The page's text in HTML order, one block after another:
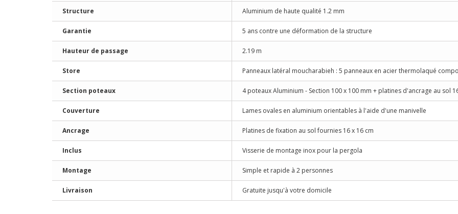
Structure Aluminium de haute qualité 1.2 mm
Garantie 5 ans contre une déformation de la structure
Hauteur de passage 2.19 m
Store Panneaux latéral moucharabieh : 5 panneaux en acier thermolaqué
Section poteaux 4 poteaux Aluminium - Section 100 x 100 mm + platines d'ancrage au sol
Couverture Lames ovales en aluminium orientables à l'aide d'une manivelle
Ancrage Platines de fixation au sol fournies 16 x 16 cm
Inclus Visserie de montage inox pour la pergola
Montage Simple et rapide à 2 personnes
Livraison Gratuite jusqu'à votre domicile